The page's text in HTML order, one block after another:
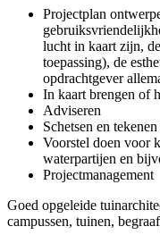
Projectplan
lucht in kaart zijn,
toepassing), de
opdrachtgever
In kaart brengen of
Adviseren
Schetsen en
Voorstel doen voor
waterpartijen en
Projectmanagement
Goed opgeleide
campussen, tuinen,